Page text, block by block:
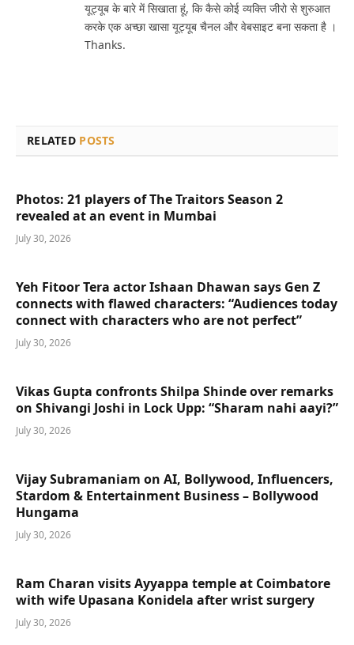
यूट्यूब के बारे में सिखाता हूं, कि कैसे कोई व्यक्ति जीरो से शुरुआत
करके एक अच्छा खासा यूट्यूब चैनल और वेबसाइट बना सकता है ।
Thanks.
RELATED POSTS
Photos: 21 players of The Traitors Season 2
revealed at an event in Mumbai
July 30, 2026
Yeh Fitoor Tera actor Ishaan Dhawan says Gen Z
connects with flawed characters: “Audiences today
connect with characters who are not perfect”
July 30, 2026
Vikas Gupta confronts Shilpa Shinde over remarks
on Shivangi Joshi in Lock Upp: “Sharam nahi aayi?”
July 30, 2026
Vijay Subramaniam on AI, Bollywood, Influencers,
Stardom & Entertainment Business – Bollywood
Hungama
July 30, 2026
Ram Charan visits Ayyappa temple at Coimbatore
with wife Upasana Konidela after wrist surgery
July 30, 2026